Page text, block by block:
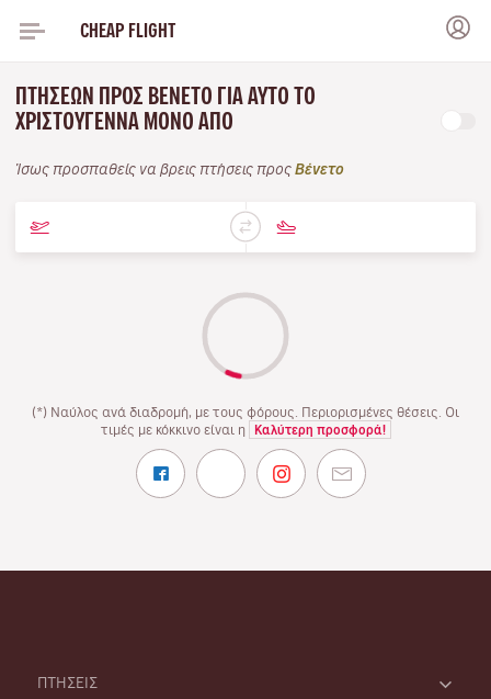
CHEAP FLIGHT
ΠΤΉΣΕΩΝ ΠΡΟΣ ΒΈΝΕΤΟ ΓΙΑ ΑΥΤΌ ΤΟ
ΧΡΙΣΤΟΎΓΕΝΝΑ ΜΌΝΟ ΑΠΌ
Ίσως προσπαθείς να βρεις πτήσεις προς Βένετο
(*) Ναύλος ανά διαδρομή, με τους φόρους. Περιορισμένες θέσεις. Οι
τιμές με κόκκινο είναι η
Καλύτερη προσφορά!
ΠΤΗΣΕΙΣ